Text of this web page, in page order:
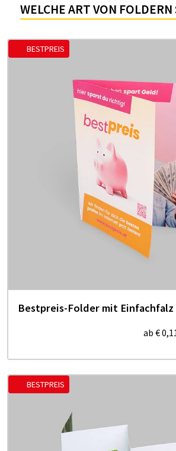
WELCHE ART VON FOLDERN
BESTPREIS
Bestpreis-Folder mit Einfachfalz
ab €
BESTPREIS